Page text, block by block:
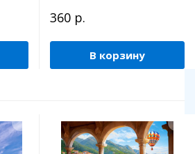
360 р.
В корзину